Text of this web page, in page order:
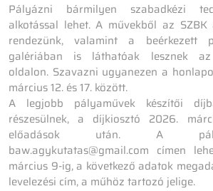
Pályázni bármilyen szabadkézi
alkotással lehet. A művekből az
rendezünk, valamint a beérkezett
galériában is láthatóak lesznek az
oldalon. Szavazni ugyanezen a
március 12. és 17. között.
A legjobb pályaművek készítői
részesülnek, a díjkiosztó 2026.
előadások után. A
baw.agykutatas@gmail.com címen
március 9-ig, a következő adatok
levelezési cím, a műhöz tartozó jelige.